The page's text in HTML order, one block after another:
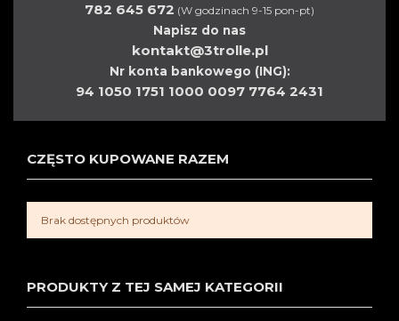
782 645 672 (W godzinach 9-15 pon-pt)
Napisz do nas
kontakt@3trolle.pl
Nr konta bankowego (ING):
94 1050 1751 1000 0097 7764 2431
CZĘSTO KUPOWANE RAZEM
Brak dostępnych produktów
PRODUKTY Z TEJ SAMEJ KATEGORII